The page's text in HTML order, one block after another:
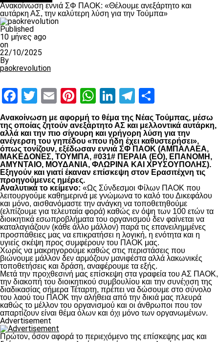
Ανακοίνωση εννιά ΣΦ ΠΑΟΚ: «Θέλουμε ανεξάρτητο και
αυτάρκη ΑΣ, την καλύτερη λύση για την Τούμπα»
Published
10 μήνες ago
on
22/10/2025
By
paokrevolution
Facebook
Twitter
EmailPinterest
WhatsApp
LinkedIn
Telegram
Ανακοίνωση με αφορμή το θέμα της Νέας Τούμπας, μέσω
της οποίας ζητούν ανεξάρτητο ΑΣ και μελλοντικά αυτάρκη,
αλλά και την πιο σίγουρη και γρήγορη λύση για την
ανέγερση του γηπέδου «που ήδη έχει καθυστερήσει»,
όπως τονίζουν, εξέδωσαν εννιά ΣΦ ΠΑΟΚ (ΑΜΠΑΛΑΕΑ,
ΜΑΚΕΔΟΝΕΣ, ΤΟΥΜΠΑ, #031# ΠΕΡΑΙΑ (ΕΟ), ΕΠΑΝΟΜΗ,
ΑΜΥΝΤΑΙΟ, ΜΟΥΔΑΝΙΑ, ΦΛΩΡΙΝΑ ΚΑΙ ΧΡΥΣΟΥΠΟΛΗΣ).
Εξηγούν και γιατί έκαναν επίσκεψη στον Ερασιτέχνη τις
προηγούμενες ημέρες.
Αναλυτικά το κείμενο: «Ως Σύνδεσμοι Φίλων ΠΑΟΚ που
λειτουργούμε καθημερινά με γνώμωνα το καλό του Δικεφάλου
και μόνο, αισθανόμαστε την ανάγκη να τοποθετηθούμε
(ελπίζουμε για τελευταία φορά) καθώς εν όψη των 100 ετών τα
διοικητικά εσωπροβλήματα του οργανισμού δεν φαίνεται να
καταλαγιάζουν (κάθε άλλο μάλλον) παρά τις επανειλημμένες
προσπάθειες μας να επικρατήσει η λογική, η ενότητα και η
υγιείς σκέψη προς συμφέρουν του ΠΑΟΚ μας.
Χωρίς να μακρηγορούμε καθώς στις περιστάσεις που
βιώνουμε μάλλον δεν αρμόζουν μανιφέστα αλλά λακωνικές
τοποθετήσεις και δράση, αναφέρουμε τα εξής.
Μετά την προχθεσινή μας επίσκεψη στα γραφεία του ΑΣ ΠΑΟΚ,
την διακοπή του διοικητικού συμβουλίου και την συνέχιση της
διαδικασίας σήμερα Τέταρτη, πρέπει να δώσουμε στο σύνολο
του λαού του ΠΑΟΚ την αλήθεια από την δικιά μας πλευρά
καθώς το μέλλον του οργανισμού και οι άνθρωποι που τον
απαρτίζουν είναι θέμα όλων και όχι μόνο των οργανωμένων.
Advertisement
Πρώτον, όσον αφορά το περιεχόμενο της επίσκεψης μας και